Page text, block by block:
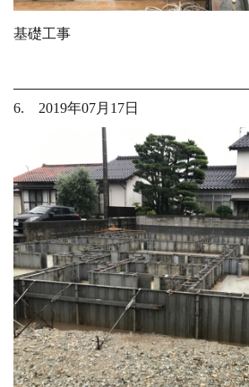
基礎工事
6. 2019年07月17日